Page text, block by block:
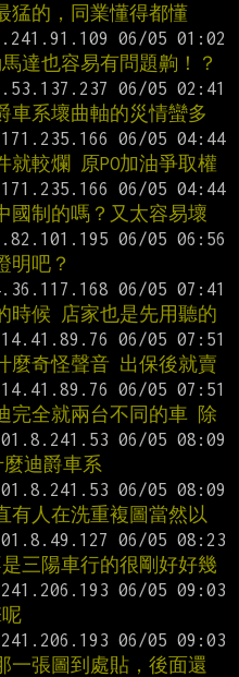
猛的，同業懂得都懂
達也容易有問題齁！？
系壞曲軸的災情蠻多
較爛 原PO加油爭取權
國制的嗎？又太容易壞
明吧？
時候 店家也是先用聽的
麼奇怪聲音 出保後就賣
完全就兩台不同的車 除
迪爵車系
有人在洗重複圖當然以
三陽車行的很剛好好幾
一張圖到處貼，後面還